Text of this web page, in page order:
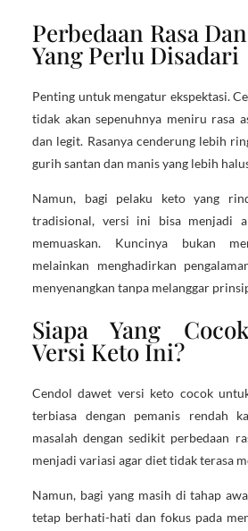
Perbedaan Rasa
Yang Perlu Disadari
Penting untuk mengatur ekspektasi.
tidak akan sepenuhnya meniru rasa
dan legit. Rasanya cenderung lebih
gurih santan dan manis yang lebih
Namun, bagi pelaku keto yang
tradisional, versi ini bisa menjadi
memuaskan. Kuncinya bukan
melainkan menghadirkan
menyenangkan tanpa melanggar
Siapa Yang
Versi Keto Ini?
Cendol dawet versi keto cocok
terbiasa dengan pemanis rendah
masalah dengan sedikit perbedaan
menjadi variasi agar diet tidak terasa
Namun, bagi yang masih di tahap
tetap berhati-hati dan fokus pada